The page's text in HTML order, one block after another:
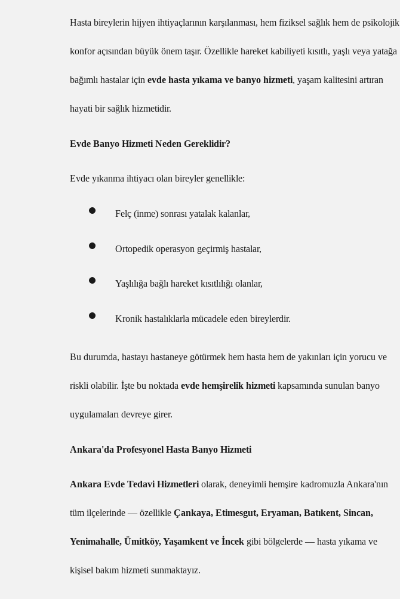
Hasta bireylerin hijyen ihtiyaçlarının karşılanması, hem fiziksel sağlık hem de psikolojik
konfor açısından büyük önem taşır. Özellikle hareket kabiliyeti kısıtlı, yaşlı veya yatağa
bağımlı hastalar için evde hasta yıkama ve banyo hizmeti, yaşam kalitesini artıran
hayati bir sağlık hizmetidir.
Evde Banyo Hizmeti Neden Gereklidir?
Evde yıkanma ihtiyacı olan bireyler genellikle:
Felç (inme) sonrası yatalak kalanlar,
Ortopedik operasyon geçirmiş hastalar,
Yaşlılığa bağlı hareket kısıtlılığı olanlar,
Kronik hastalıklarla mücadele eden bireylerdir.
Bu durumda, hastayı hastaneye götürmek hem hasta hem de yakınları için yorucu ve
riskli olabilir. İşte bu noktada evde hemşirelik hizmeti kapsamında sunulan banyo
uygulamaları devreye girer.
Ankara'da Profesyonel Hasta Banyo Hizmeti
Ankara Evde Tedavi Hizmetleri olarak, deneyimli hemşire kadromuzla Ankara'nın
tüm ilçelerinde — özellikle Çankaya, Etimesgut, Eryaman, Batıkent, Sincan,
Yenimahalle, Ümitköy, Yaşamkent ve İncek gibi bölgelerde — hasta yıkama ve
kişisel bakım hizmeti sunmaktayız.